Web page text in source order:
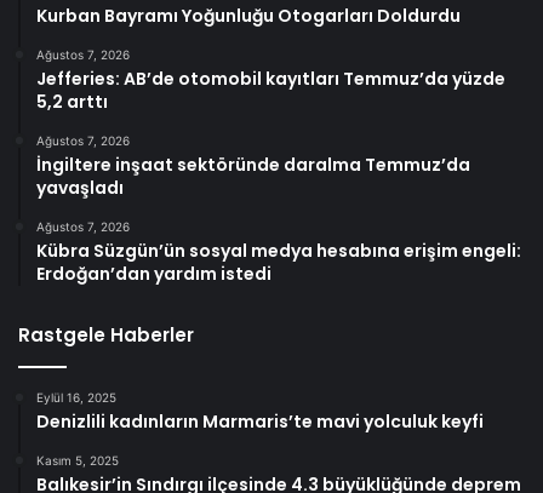
Kurban Bayramı Yoğunluğu Otogarları Doldurdu
Ağustos 7, 2026
Jefferies: AB’de otomobil kayıtları Temmuz’da yüzde
5,2 arttı
Ağustos 7, 2026
İngiltere inşaat sektöründe daralma Temmuz’da
yavaşladı
Ağustos 7, 2026
Kübra Süzgün’ün sosyal medya hesabına erişim engeli:
Erdoğan’dan yardım istedi
Rastgele Haberler
Eylül 16, 2025
Denizlili kadınların Marmaris’te mavi yolculuk keyfi
Kasım 5, 2025
Balıkesir’in Sındırgı ilçesinde 4.3 büyüklüğünde deprem